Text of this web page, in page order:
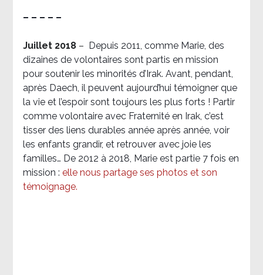
– – – – –
Juillet 2018 –
Depuis 2011, comme Marie, des
dizaines de volontaires sont partis en mission
pour soutenir les minorités d’Irak. Avant, pendant,
après Daech, il peuvent aujourd’hui témoigner que
la vie et l’espoir sont toujours les plus forts ! Partir
comme volontaire avec Fraternité en Irak, c’est
tisser des liens durables année après année, voir
les enfants grandir, et retrouver avec joie les
familles… De 2012 à 2018, Marie est partie 7 fois en
mission : elle nous partage ses photos et son
témoignage.